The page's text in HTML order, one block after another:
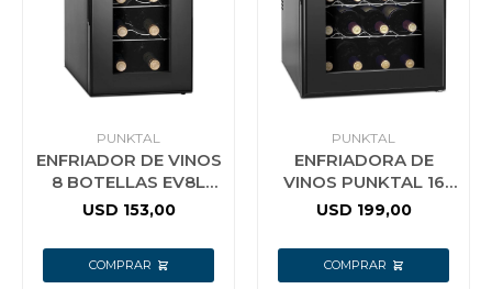
PUNKTAL
ENFRIADOR DE VINOS
8 BOTELLAS EV8L
PUNKTAL F
USD 153,00
PUNKTAL
ENFRIADORA DE
VINOS PUNKTAL 16
BOTELLAS 50LTS 11 A
USD 199,00